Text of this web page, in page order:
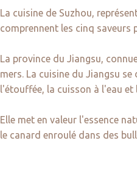
La cuisine de Suzhou,
comprennent les cinq saveurs
La province du Jiangsu,
mers. La cuisine du Jiangsu
l'étouffée, la cuisson à l'eau et
Elle met en valeur l'essence
le canard enroulé dans des